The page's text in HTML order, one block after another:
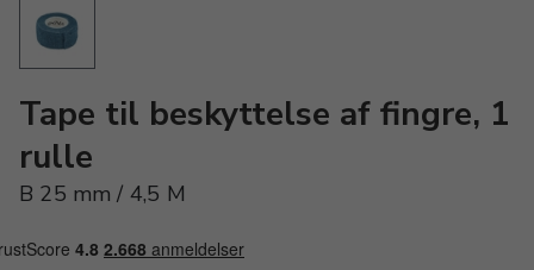
Tape til beskyttelse af fingre, 1
rulle
B 25 mm / 4,5 M